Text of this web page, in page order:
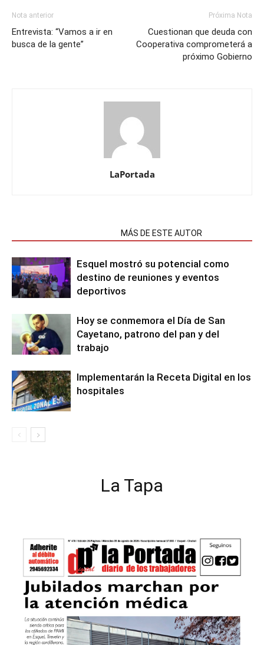
Nota anterior
Entrevista: “Vamos a ir en
busca de la gente”
Próxima Nota
Cuestionan que deuda con
Cooperativa comprometerá a
próximo Gobierno
LaPortada
MÁS DE ESTE AUTOR
Esquel mostró su potencial como
destino de reuniones y eventos
deportivos
Hoy se conmemora el Día de San
Cayetano, patrono del pan y del
trabajo
Implementarán la Receta Digital en los
hospitales
La Tapa